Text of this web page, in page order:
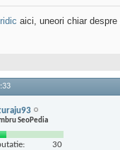
aici, uneori chiar
SeoPedia
30